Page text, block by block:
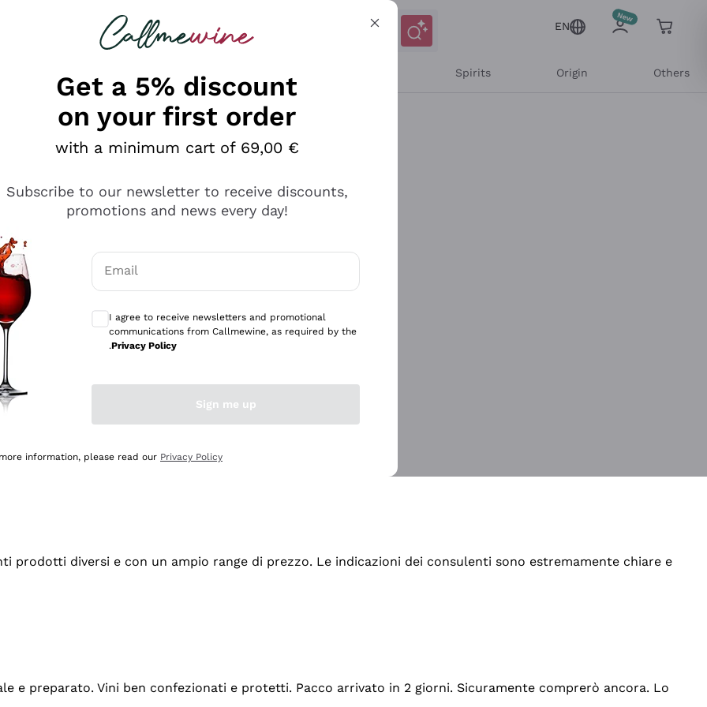
looking for
EN
Spirits Origin Others
professionalità
diversi e con un ampio range di prezzo. Le indicazioni dei consulenti sono estremamente chiare e
e preparato. Vini ben confezionati e protetti. Pacco arrivato in 2 giorni. Sicuramente comprerò ancora. Lo
Get a 5% discount
on your first order
with a minimum cart of 69,00 €
Subscribe to our newsletter to receive discounts,
promotions and news every day!
Email
I agree to receive newsletters and promotional
communications from Callmewine, as required by the
.Privacy Policy
Sign me up
information, please read our Privacy Policy